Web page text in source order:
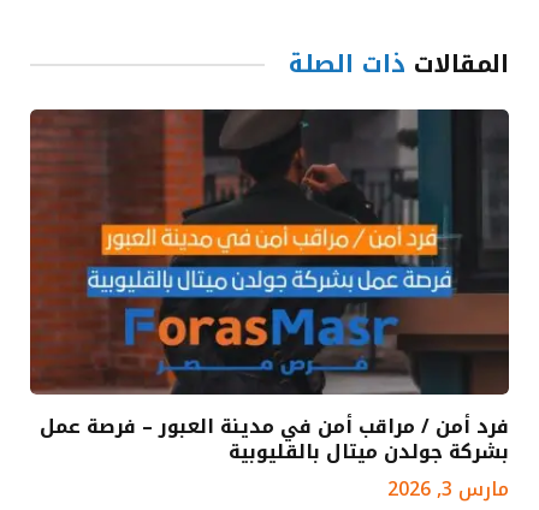
المقالات ذات الصلة
فرد أمن / مراقب أمن في مدينة العبور – فرصة عمل
بشركة جولدن ميتال بالقليوبية
مارس 3, 2026